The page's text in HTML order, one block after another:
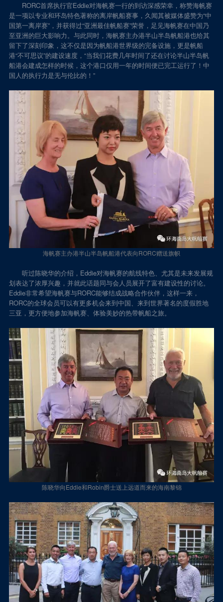
RORC首席执行官Eddie对海帆赛一行的到访深感荣幸，称赞海帆赛
是一项以专业和环岛特色著称的离岸帆船赛事，久闻其被媒体盛赞为“中
国第一离岸赛”，并获得过“亚洲最佳帆船赛”荣誉，足见海帆赛在中国乃
至亚洲的巨大影响力。与此同时，海帆赛主办港半山半岛帆船港也给其
留下了深刻印象，这不仅是因为帆船港世界级的完备设施，更是帆船
港“不可思议”的建设速度，“当我们花费几年时间了还在讨论半山半岛帆
船港会建成怎样的时候，这个港口仅用一年的时间便已完工运行了！中
国人的执行力是无与伦比的！”
海帆赛主办港半山半岛帆船港代表向RORC赠送旗帜
听过陈晓华的介绍，Eddie对海帆赛的航线特色、尤其是未来发展规
划表达了浓厚兴趣，并就此话题同与会人员展开了富有建设性的讨论。
Eddie非常希望海帆赛与RORC能够结成战略合作伙伴，这样一来，
RORC的全球会员可以有更多机会来到中国、来到世界著名的度假胜地
三亚，更方便地参加海帆赛、体验美妙的热带帆船之旅。
陈晓华向Eddie和Robin爵士送上远道而来的海南黎锦